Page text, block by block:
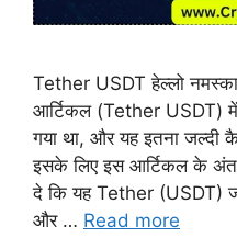
Tether USDT हेल्लो
आर्टिकल (Tether USDT) में
गया था, और यह इतना जल्दी
इसके लिए इस आर्टिकल के अंत
दे कि यह Tether (USDT)
और … Read more